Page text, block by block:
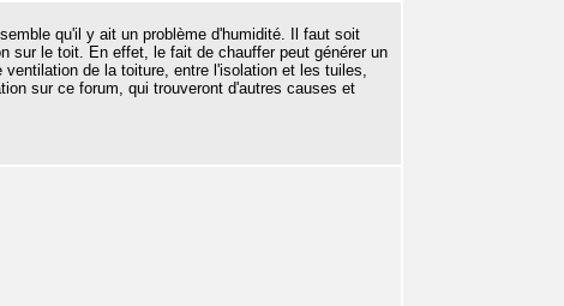
qu'il y ait un problème d'humidité. Il faut soit
sur le toit. En effet, le fait de chauffer peut générer un
de la toiture, entre l'isolation et les tuiles,
sur ce forum, qui trouveront d'autres causes et